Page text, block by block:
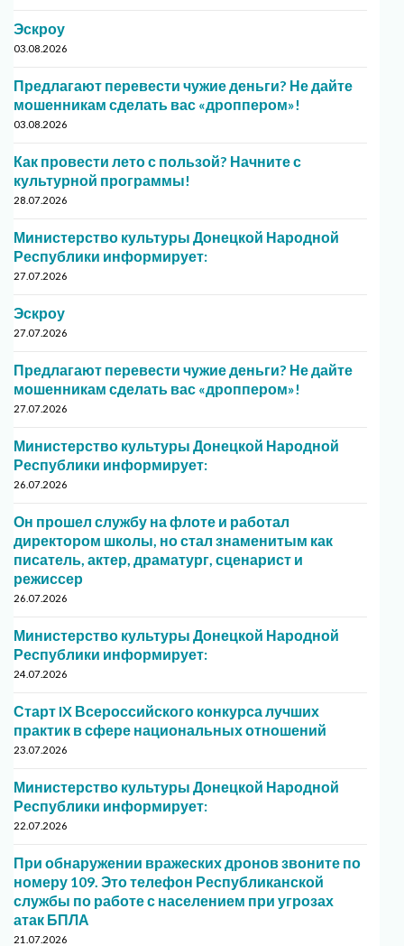
Эскроу
03.08.2026
Предлагают перевести чужие деньги? Не дайте
мошенникам сделать вас «дроппером»!
03.08.2026
Как провести лето с пользой? Начните с
культурной программы!
28.07.2026
Министерство культуры Донецкой Народной
Республики информирует:
27.07.2026
Эскроу
27.07.2026
Предлагают перевести чужие деньги? Не дайте
мошенникам сделать вас «дроппером»!
27.07.2026
Министерство культуры Донецкой Народной
Республики информирует:
26.07.2026
Он прошел службу на флоте и работал
директором школы, но стал знаменитым как
писатель, актер, драматург, сценарист и
режиссер
26.07.2026
Министерство культуры Донецкой Народной
Республики информирует:
24.07.2026
Старт IX Всероссийского конкурса лучших
практик в сфере национальных отношений
23.07.2026
Министерство культуры Донецкой Народной
Республики информирует:
22.07.2026
При обнаружении вражеских дронов звоните по
номеру 109. Это телефон Республиканской
службы по работе с населением при угрозах
атак БПЛА
21.07.2026